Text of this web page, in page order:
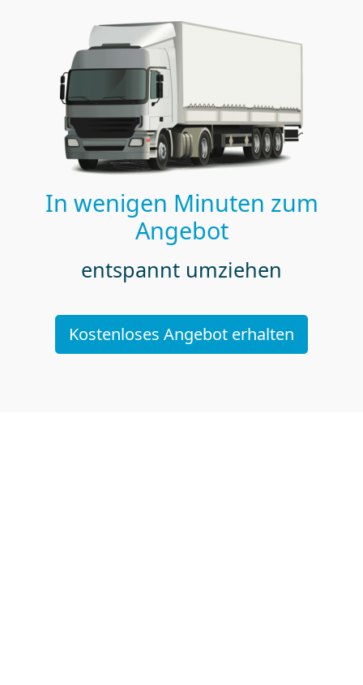
In wenigen Minuten zum
Angebot
entspannt umziehen
Kostenloses Angebot erhalten